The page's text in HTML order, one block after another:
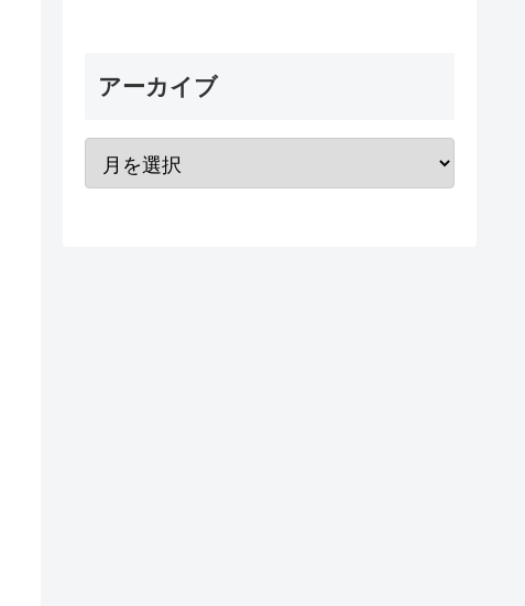
アーカイブ